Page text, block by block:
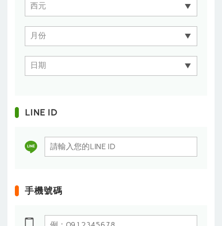
LINE ID
手機號碼